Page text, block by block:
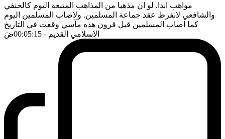
مواهب ابدا. لو ان مذهبا من المذاهب المتبعة اليوم كالحنفي
والشافعي لانفرط عقد جماعة المسلمين. ولاصاب المسلمين اليوم
كما اصاب المسلمين قبل قرون هذه مآسي وقعت في التاريخ
الاسلامي القديم - 00:05:15 ضَ